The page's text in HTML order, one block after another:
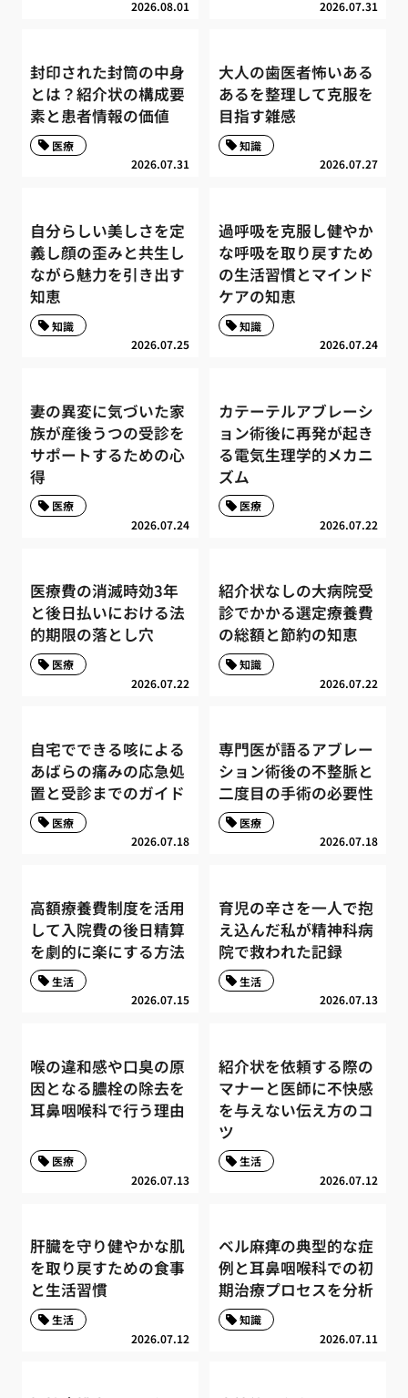
2026.08.01 2026.07.31
封印された封筒の中身
とは？紹介状の構成要
素と患者情報の価値
2026.07.31
医療
大人の歯医者怖いある
あるを整理して克服を
目指す雑感
2026.07.27
知識
自分らしい美しさを定
義し顔の歪みと共生し
ながら魅力を引き出す
知恵
2026.07.25
知識
過呼吸を克服し健やか
な呼吸を取り戻すため
の生活習慣とマインド
ケアの知恵
2026.07.24
知識
妻の異変に気づいた家
族が産後うつの受診を
サポートするための心
得
2026.07.24
医療
カテーテルアブレーシ
ョン術後に再発が起き
る電気生理学的メカニ
ズム
2026.07.22
医療
医療費の消滅時効3年
と後日払いにおける法
的期限の落とし穴
2026.07.22
医療
紹介状なしの大病院受
診でかかる選定療養費
の総額と節約の知恵
2026.07.22
知識
自宅でできる咳による
あばらの痛みの応急処
置と受診までのガイド
2026.07.18
医療
専門医が語るアブレー
ション術後の不整脈と
二度目の手術の必要性
2026.07.18
医療
高額療養費制度を活用
して入院費の後日精算
を劇的に楽にする方法
2026.07.15
生活
育児の辛さを一人で抱
え込んだ私が精神科病
院で救われた記録
2026.07.13
生活
喉の違和感や口臭の原
因となる膿栓の除去を
耳鼻咽喉科で行う理由
2026.07.13
医療
紹介状を依頼する際の
マナーと医師に不快感
を与えない伝え方のコ
ツ
2026.07.12
生活
肝臓を守り健やかな肌
を取り戻すための食事
と生活習慣
2026.07.12
生活
ベル麻痺の典型的な症
例と耳鼻咽喉科での初
期治療プロセスを分析
2026.07.11
知識